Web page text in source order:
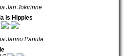
Jari Jokirinne
Is Hippies
Jarmo Panula